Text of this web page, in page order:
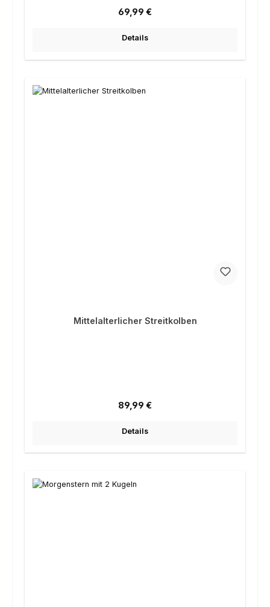
Regulärer Preis:
69,99 €
Details
Mittelalterlicher Streitkolben
Regulärer Preis:
89,99 €
Details